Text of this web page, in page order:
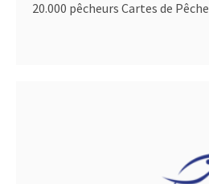
20.000 pêcheurs Cartes de Pêche